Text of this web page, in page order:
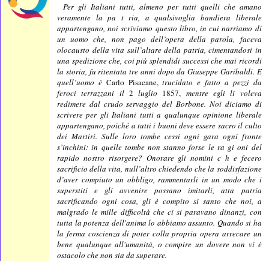
Per gli Italiani tutti, almeno per tutti quelli che amano
veramente la pa t ria, a qualsivoglia bandiera liberale
appartengano, noi scriviamo questo libro, in cui narriamo di
un uomo che, non pago dell’opera della parola, faceva
olocausto della vita sull’altare della patria, cimentandosi in
una spedizione che, coi più splendidi successi che mai ricordi
la storia, fu ritentata tre anni dopo da Giuseppe Garibaldi. E
quell’uomo èCarlo Pisacane,trucidato e fatto a pezzi da
feroci terrazzani il2luglio 1857, mentre egli li voleva
redimere dal crudo servaggio del Borbone. Noi diciamo di
scrivere per gli Italiani tutti a qualunque opinione liberale
appartengano, poiché a tutti i buoni deve essere sacro il culto
dei Martiri. Sulle loro tombe cessi ogni gara ogni fronte
s’inchini: in quelle tombe non stanno forse le ra gi oni del
rapido nostro risorgere? Onorare gli nomini c h e fecero
sacrificio della vita, null’altro chiedendo che la soddisfazione
d’aver compiuto un obbligo, rammentarli in un modo che i
superstiti e gli avvenire possano imitarli, atta patria
sacrificando ogni cosa, gli è compito si santo che noi, a
malgrado le mille difficoltà che ci si paravano dinanzi, con
tutta la potenza dell'anima lo abbiamo assunto. Quando si ha
la ferma coscienza di poter colla propria opera arrecare un
bene qualunque all'umanità, o compire un dovere non vi è
ostacolo che non sia da superare.